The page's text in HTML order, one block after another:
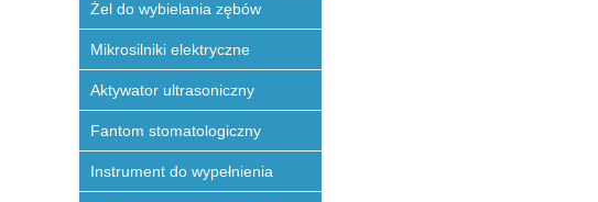
Żel do wybielania zębów
Mikrosilniki elektryczne
Aktywator ultrasoniczny
Fantom stomatologiczny
Instrument do wypełnienia